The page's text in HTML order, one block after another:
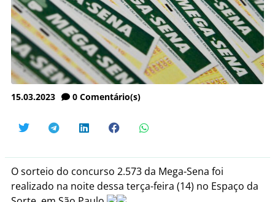
15.03.2023 0 Comentário(s)
O sorteio do concurso 2.573 da Mega-Sena foi
realizado na noite dessa terça-feira (14) no Espaço da